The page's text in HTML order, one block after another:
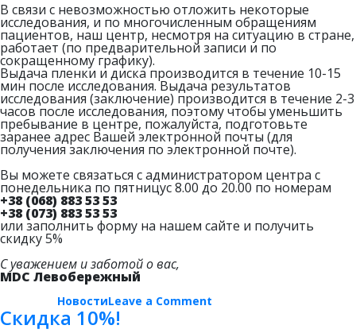
В связи с невозможностью отложить некоторые
исследования, и по многочисленным обращениям
пациентов, наш центр, несмотря на ситуацию в стране,
работает (по предварительной записи и по
сокращенному графику).
Выдача пленки и диска производится в течение 10-15
мин после исследования. Выдача результатов
исследования (заключение) производится в течение 2-3
часов после исследования, поэтому чтобы уменьшить
пребывание в центре, пожалуйста, подготовьте
заранее адрес Вашей электронной почты (для
получения заключения по электронной почте).
Вы можете связаться с администратором центра с
понедельника по пятницус 8.00 до 20.00 по номерам
+38 (068) 883 53 53
+38 (073) 883 53 53
или заполнить форму на нашем сайте и получить
скидку 5%
С уважением и заботой о вас,
MDC Левобережный
НовостиLeave a Comment
Скидка 10%!